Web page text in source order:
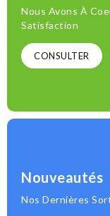
Nous Avons À
Satisfaction
CONSULTER
Nouveautés
Nos Dernières